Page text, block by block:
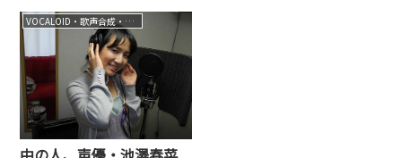
VOCALOID・歌声合成・音声合成